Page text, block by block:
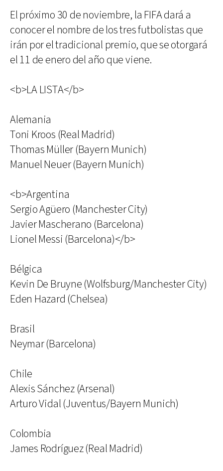
El próximo 30 de noviembre, la FIFA dará a
conocer el nombre de los tres futbolistas que
irán por el tradicional premio, que se otorgará
el 11 de enero del año que viene.
<b>LA LISTA</b>
Alemania
Toni Kroos (Real Madrid)
Thomas Müller (Bayern Munich)
Manuel Neuer (Bayern Munich)
<b>Argentina
Sergio Agüero (Manchester City)
Javier Mascherano (Barcelona)
Lionel Messi (Barcelona)</b>
Bélgica
Kevin De Bruyne (Wolfsburg/Manchester City)
Eden Hazard (Chelsea)
Brasil
Neymar (Barcelona)
Chile
Alexis Sánchez (Arsenal)
Arturo Vidal (Juventus/Bayern Munich)
Colombia
James Rodríguez (Real Madrid)